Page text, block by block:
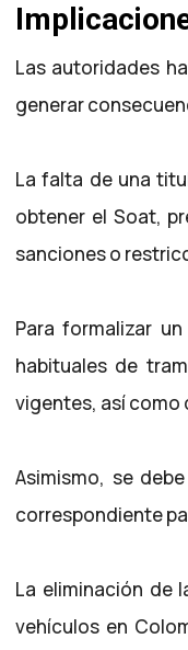
Las autoridades
generar
La falta de una
obtener el Soat,
sanciones o
Para formalizar
habituales de
vigentes, así como
Asimismo, se
correspondiente
La eliminación de
vehículos en